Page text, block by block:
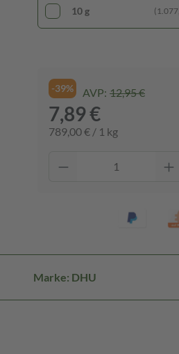
10 g
-39% AVP: 12,95 €
7,89 €
789,00 € / 1 kg
Marke: DHU